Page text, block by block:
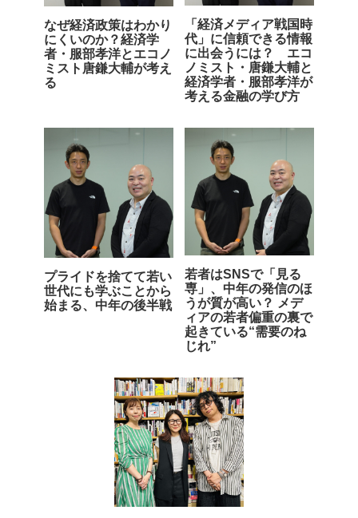
なぜ経済政策はわかり
にくいのか？経済学
者・服部孝洋とエコノ
ミスト唐鎌大輔が考え
る
「経済メディア戦国時
代」に信頼できる情報
に出会うには？ エコ
ノミスト・唐鎌大輔と
経済学者・服部孝洋が
考える金融の学び方
プライドを捨てて若い
世代にも学ぶことから
始まる、中年の後半戦
若者はSNSで「見る
専」、中年の発信のほ
うが質が高い？ メデ
ィアの若者偏重の裏で
起きている“需要のね
じれ”